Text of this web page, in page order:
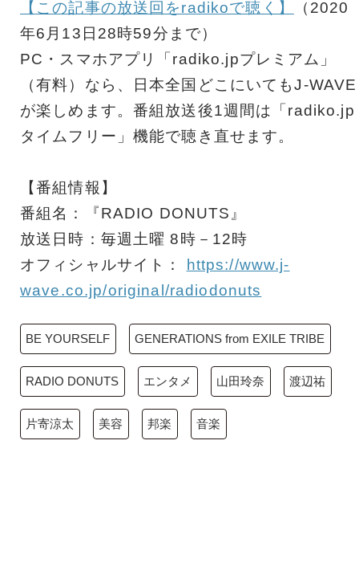
【この記事の放送回をradikoで聴く】
（2020
年6月13日28時59分まで）
PC・スマホアプリ「radiko.jpプレミアム」
（有料）なら、日本全国どこにいてもJ-WAVE
が楽しめます。番組放送後1週間は「radiko.jp
タイムフリー」機能で聴き直せます。
【番組情報】
番組名：『RADIO DONUTS』
放送日時：毎週土曜 8時－12時
オフィシャルサイト：
https://www.j-
wave.co.jp/original/radiodonuts
BE YOURSELF GENERATIONS from EXILE TRIBE
RADIO DONUTS エンタメ 山田玲奈 渡辺祐
片寄涼太 美容 邦楽 音楽